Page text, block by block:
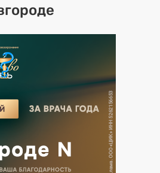
Статьи
Здоровье
BORЩ
исцелять
2026 (текущая)
2025